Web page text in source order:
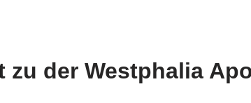
zu der Westphalia